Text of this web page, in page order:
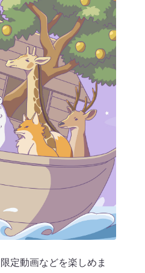
定動画などを楽しめま